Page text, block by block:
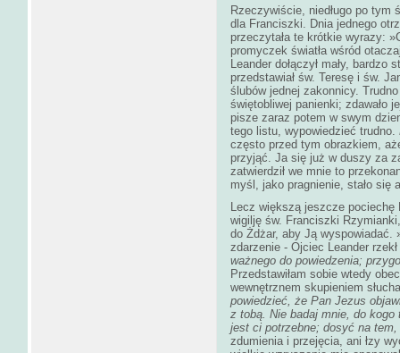
Rzeczywiście, niedługo po tym
dla Franciszki. Dnia jednego
przeczytała te krótkie wyrazy:
promyczek światła wśród
Leander dołączył mały,
przedstawiał św. Teresę i św.
ślubów jednej zakonnicy.
świętobliwej panienki; zdawało
pisze zaraz potem w swym
tego listu, wypowiedzieć trudno.
często przed tym obrazkiem,
przyjąć. Ja się już w duszy za
zatwierdził we mnie to
myśl, jako pragnienie, stało się
Lecz większą jeszcze pociechę
wigilję św. Franciszki
do Żdżar, aby Ją wyspowiadać.
zdarzenie - Ojciec Leander
ważnego do powiedzenia;
Przedstawiłam sobie wtedy
wewnętrznem skupieniem
powiedzieć, że Pan Jezus
z tobą. Nie badaj mnie, do kogo
jest ci potrzebne; dosyć na tem,
zdumienia i przejęcia, ani łzy